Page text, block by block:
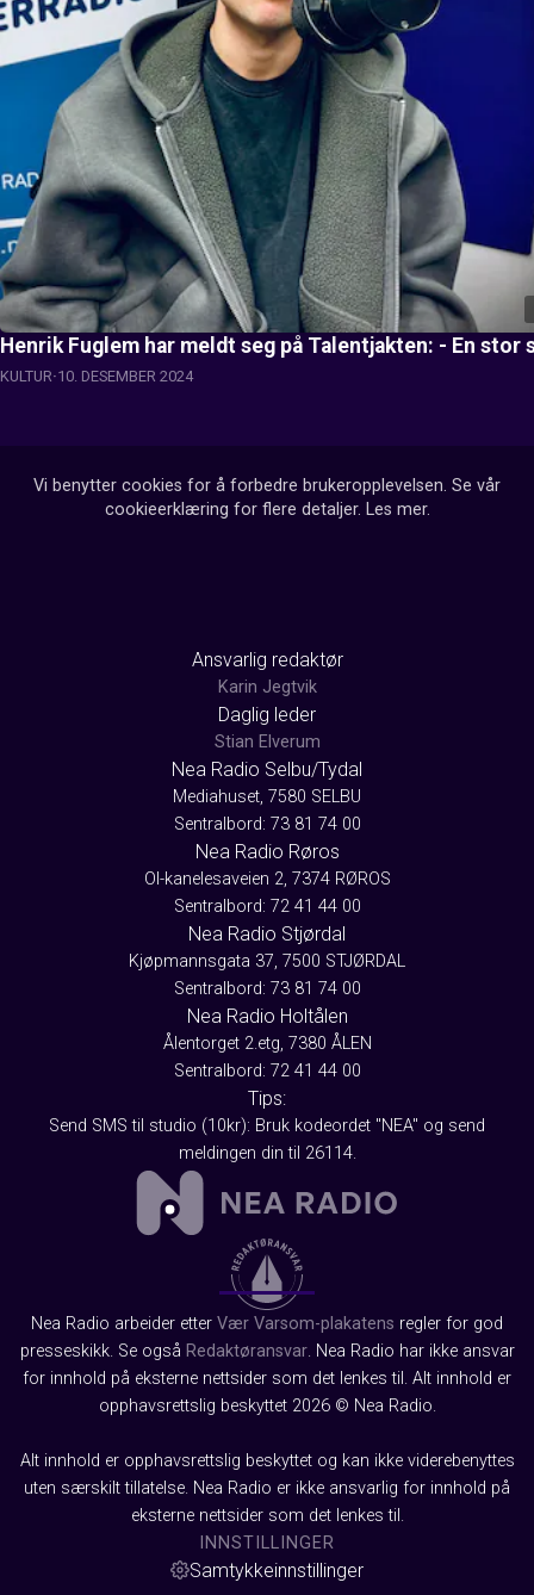
Henrik Fuglem har meldt seg på Talentjakten: - En stor
KULTUR 10. DESEMBER 2024
Vi benytter cookies for å forbedre brukeropplevelsen. Se vår
cookieerklæring for flere detaljer. Les mer.
Ansvarlig redaktør
Karin Jegtvik
Daglig leder
Stian Elverum
Nea Radio Selbu/Tydal
Mediahuset, 7580 SELBU
Sentralbord: 73 81 74 00
Nea Radio Røros
Ol-kanelesaveien 2, 7374 RØROS
Sentralbord: 72 41 44 00
Nea Radio Stjørdal
Kjøpmannsgata 37, 7500 STJØRDAL
Sentralbord: 73 81 74 00
Nea Radio Holtålen
Ålentorget 2.etg, 7380 ÅLEN
Sentralbord: 72 41 44 00
Tips:
Send SMS til studio (10kr): Bruk kodeordet "NEA" og send
meldingen din til 26114.
Nea Radio arbeider etter Vær Varsom-plakatens regler for god
presseskikk. Se også Redaktøransvar. Nea Radio har ikke ansvar
for innhold på eksterne nettsider som det lenkes til. Alt innhold er
opphavsrettslig beskyttet 2026 © Nea Radio.
Alt innhold er opphavsrettslig beskyttet og kan ikke viderebenyttes
uten særskilt tillatelse. Nea Radio er ikke ansvarlig for innhold på
eksterne nettsider som det lenkes til.
INNSTILLINGER
Samtykkeinnstillinger